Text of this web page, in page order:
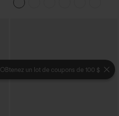
OBtenez un lot de coupons de 100 $